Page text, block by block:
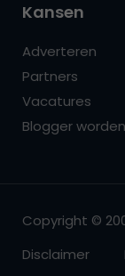
Kansen
Adverteren
Partners
Vacatures
Blogger worden
Copyright ©
Disclaimer